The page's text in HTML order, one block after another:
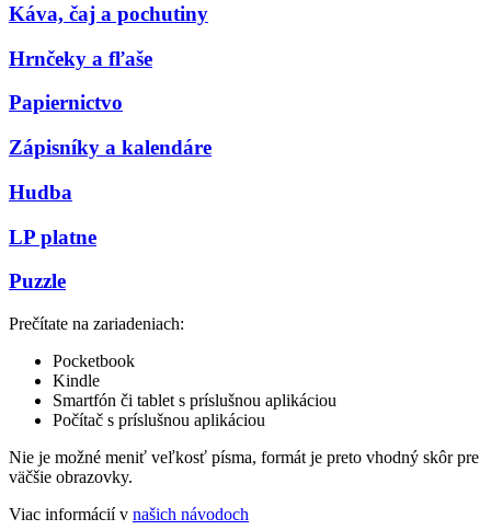
Káva, čaj a pochutiny
Hrnčeky a fľaše
Papiernictvo
Zápisníky a kalendáre
Hudba
LP platne
Puzzle
Prečítate na zariadeniach:
Pocketbook
Kindle
Smartfón či tablet s príslušnou aplikáciou
Počítač s príslušnou aplikáciou
Nie je možné meniť veľkosť písma, formát je preto vhodný skôr pre
väčšie obrazovky.
Viac informácií v našich návodoch